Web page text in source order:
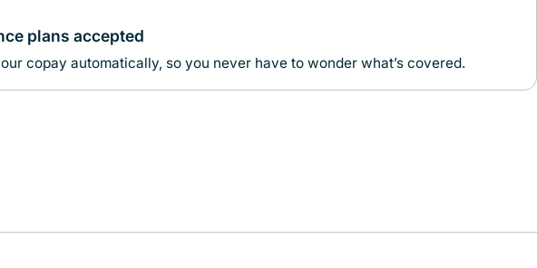
plans accepted
copay automatically, so you never have to wonder what’s covered.